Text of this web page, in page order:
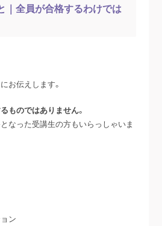
｜全員が合格するわけでは
お伝えします。
ものではありません。
なった受講生の方もいらっしゃいま
ン